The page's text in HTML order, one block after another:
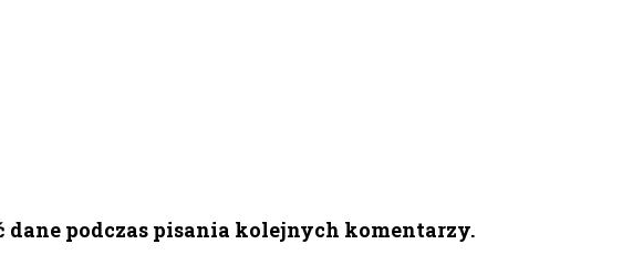
dane podczas pisania kolejnych komentarzy.